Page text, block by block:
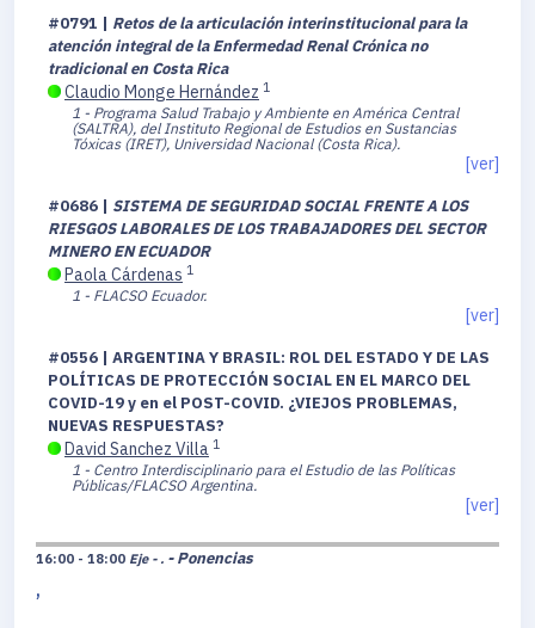
#0791 | Retos de la articulación interinstitucional para la
atención integral de la Enfermedad Renal Crónica no
tradicional en Costa Rica
Claudio Monge Hernández 1
1 - Programa Salud Trabajo y Ambiente en América Central
(SALTRA), del Instituto Regional de Estudios en Sustancias
Tóxicas (IRET), Universidad Nacional (Costa Rica).
[ver]
#0686 | SISTEMA DE SEGURIDAD SOCIAL FRENTE A LOS
RIESGOS LABORALES DE LOS TRABAJADORES DEL SECTOR
MINERO EN ECUADOR
Paola Cárdenas 1
1 - FLACSO Ecuador.
[ver]
#0556 | ARGENTINA Y BRASIL: ROL DEL ESTADO Y DE LAS
POLÍTICAS DE PROTECCIÓN SOCIAL EN EL MARCO DEL
COVID-19 y en el POST-COVID. ¿VIEJOS PROBLEMAS,
NUEVAS RESPUESTAS?
David Sanchez Villa 1
1 - Centro Interdisciplinario para el Estudio de las Políticas
Públicas/FLACSO Argentina.
[ver]
16:00 - 18:00 Eje - . - Ponencias
,